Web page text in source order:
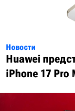
Новости
Huawei
iPhone 17 Pro